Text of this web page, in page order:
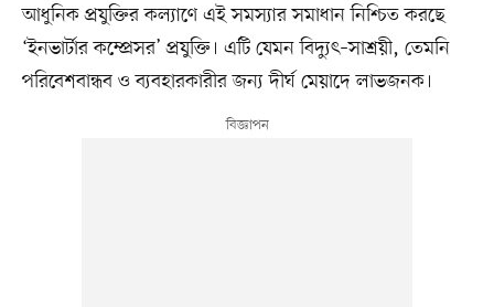
আধুনিক প্রযুক্তির কল্যাণে এই সমস্যার সমাধান নিশ্চিত করছে
‘ইনভার্টার কম্প্রেসর’ প্রযুক্তি। এটি যেমন বিদ্যুৎ–সাশ্রয়ী, তেমনি
পরিবেশবান্ধব ও ব্যবহারকারীর জন্য দীর্ঘ মেয়াদে লাভজনক।